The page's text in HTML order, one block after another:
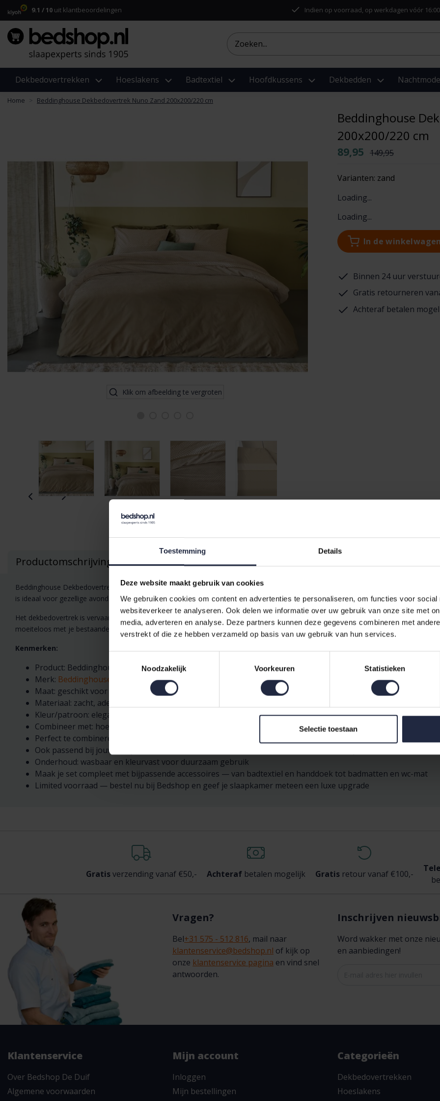
Toestemming Details
Deze website maakt gebruik van cookies
We gebruiken cookies om content en advertenties te personaliseren, om functies voor social
websiteverkeer te analyseren. Ook delen we informatie over uw gebruik van onze site met
media, adverteren en analyse. Deze partners kunnen deze gegevens combineren met
verstrekt of die ze hebben verzameld op basis van uw gebruik van hun services.
Noodzakelijk
Voorkeuren Statistieken
Selectie toestaan
9.1 / 10 uit klantbeoordelingen Indien op voorraad, op werkdagen vóór
Dekbedovertrekken Hoeslakens Badtextiel Hoofdkussens Dekbedden Nachtmode
Home Beddinghouse Dekbedovertrek Nuno Zand 200x200/220 cm
Klik om afbeelding te vergroten
Beddinghouse
200x200/220 cm
89,95 149,95
Varianten: zand
Loading...
Loading...
In de winkelwagen
Binnen 24 uur
Gratis retourneren
Achteraf betalen
Productomschrijving
Beddinghouse Dekbedovertrek Nuno Blue Zand 200x200/220 cm is een stijlvol dekbedovertrek dat rust en verfijning brengt in je
is ideaal voor gezellige avonden en een ontspannen nachtrust. Beschikbaar in de categorie Dekbedovertrekken en in maat
Het dekbedovertrek is vervaardigd van zacht, ademend katoen dat prettig aanvoelt op de huid en vochtregulatie biedt voor een
moeiteloos met je bestaande hoeslaken, kussens en spreien en blijft lang mooi na wassen en dragen.
Kenmerken:
Product: Beddinghouse Dekbedovertrek Nuno Blue Zand 200x200/220 cm
Merk: Beddinghouse
Maat: geschikt voor dekbed 200x200/220 — ideaal als Tweepersoons (200x220)
Materiaal: zacht, ademend katoen voor prettig slaapcomfort
Kleur/patroon: elegante Blue Zand, makkelijk te combineren met sierkussen en sprei
Combineer met: hoeslaken, kussensloop, kussens, dekbed, dekbedset of dekbedset en spreien
Perfect te combineren met merken als pip studio, essenza, pip, vossen, cawo en vandyck
Ook passend bij jouw slaapkamertextiel zoals molton, matrasbeschermer, dekens en spreien
Onderhoud: wasbaar en kleurvast voor duurzaam gebruik
Maak je set compleet met bijpassende accessoires — van badtextiel en handdoek tot badmatten en wc-mat
Limited voorraad — bestel nu bij Bedshop en geef je slaapkamer meteen een luxe upgrade
Gratisverzending vanaf €50,- Achterafbetalen mogelijk Gratisretour vanaf €100,-
Vragen?
Bel+31 575 - 512 816, mail naar
klantenservice@bedshop.nl of kijk op
onze klantenservice pagina en vind snel
antwoorden.
Inschrijven
Word wakker met onze
en aanbiedingen!
Klantenservice
Over Bedshop De Duif
Algemene voorwaarden
Mijn account
Inloggen
Mijn bestellingen
Categorieën
Dekbedovertrekken
Hoeslakens